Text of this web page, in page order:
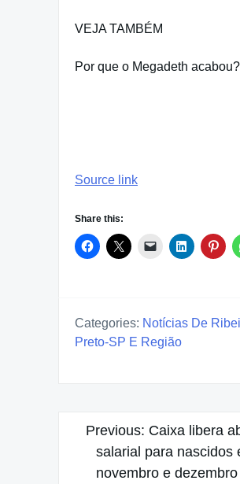
VEJA TAMBÉM
Por que o Megadeth acabou?
Source link
Share this:
Categories: Notícias De
Preto-SP E Região
Post
navigation
Previous: Caixa libera
salarial para nascidos
novembro e dezembro